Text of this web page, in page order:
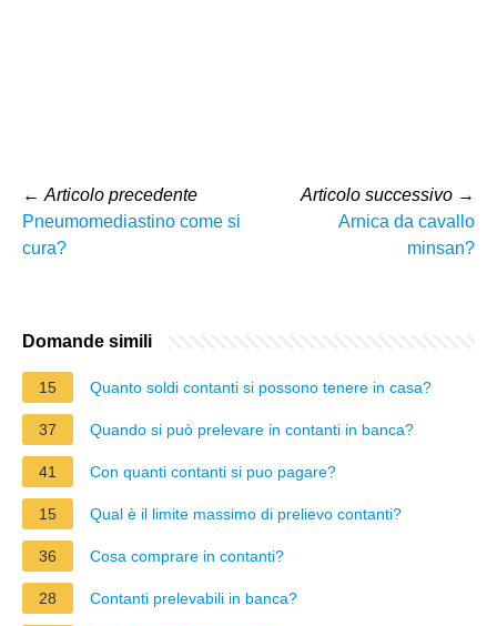
← Articolo precedente
Pneumomediastino come si
cura?
Articolo successivo →
Arnica da cavallo
minsan?
Domande simili
15 Quanto soldi contanti si possono tenere in casa?
37 Quando si può prelevare in contanti in banca?
41 Con quanti contanti si puo pagare?
15 Qual è il limite massimo di prelievo contanti?
36 Cosa comprare in contanti?
28 Contanti prelevabili in banca?